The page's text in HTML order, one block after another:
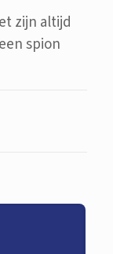
zijn altijd
spion